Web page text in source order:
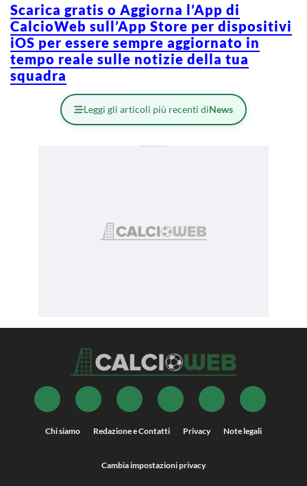
Scarica gratis o Aggiorna l’App di
CalcioWeb sull’App Store per dispositivi
iOS per essere sempre aggiornato in
tempo reale sulle notizie della tua
squadra
Leggi gli articoli più recenti diNews
Chi siamo Redazione e Contatti Privacy Note legali
Cambia impostazioni privacy